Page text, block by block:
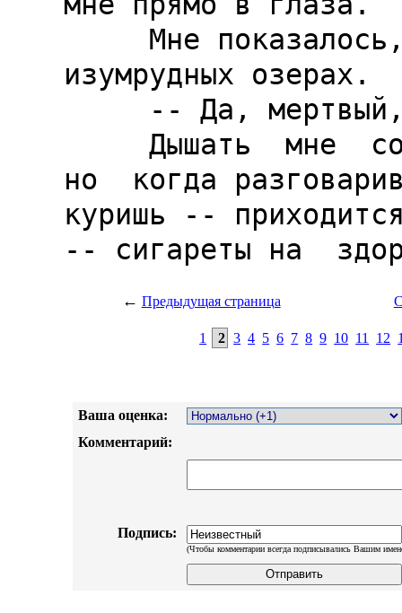
← Предыдущая страница
1 2 3 4 5 6 7 8 9 10 11 12
Ваша оценка:
Комментарий:
Подпись:
(Чтобы комментарии всегда подписывались Вашим